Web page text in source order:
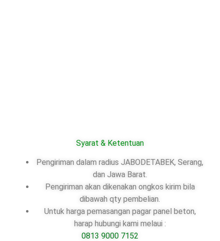
Syarat & Ketentuan
Pengiriman dalam radius JABODETABEK, Serang,
dan Jawa Barat.
Pengiriman akan dikenakan ongkos kirim bila
dibawah qty pembelian.
Untuk harga pemasangan pagar panel beton,
harap hubungi kami melaui :
0813 9000 7152